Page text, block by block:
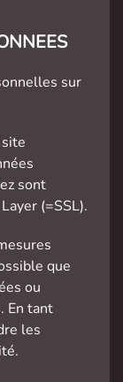
sur
sont
(=SSL).
que
ou
En tant
les